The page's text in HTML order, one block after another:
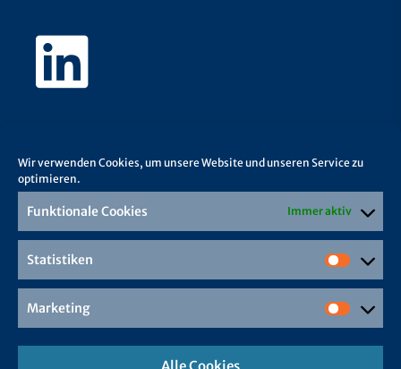
Wir verwenden Cookies, um unsere Website und unseren Service zu
optimieren.
Funktionale Cookies Immer aktiv
Statistiken
Marketing
Alle Cookies